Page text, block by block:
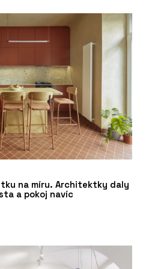
na míru. Architektky daly
a pokoj navíc